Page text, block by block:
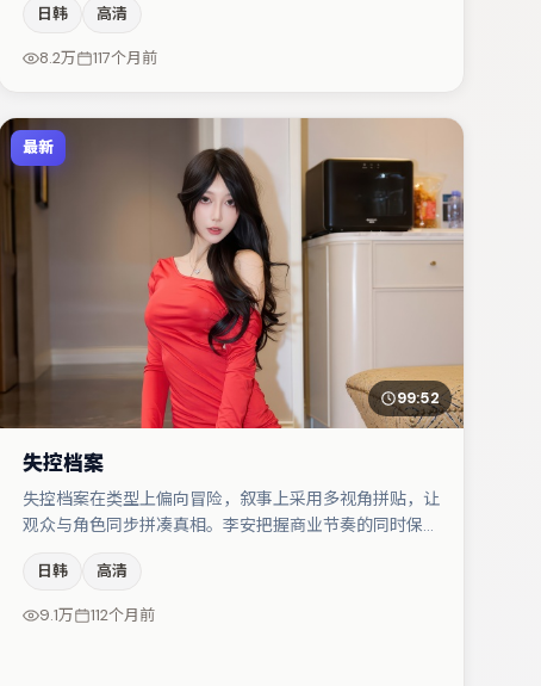
括于和伟、梁朝伟、文淇等，角色动机前后呼应，适合喜
欢抠台词与伏笔的观众。整体完成度较高，适合周末一口
气追完。
日韩 高清
8.2万 117个月前
最新
99:52
失控档案
失控档案在类型上偏向冒险，叙事上采用多视角拼贴，让
观众与角色同步拼凑真相。李安把握商业节奏的同时保留
梁朝伟、宋佳、张颂文等，角色动机前后呼应，适合喜欢
抠台词与伏笔的观众。整体完成度较高，适合周末一口气
日韩 高清
9.1万 112个月前